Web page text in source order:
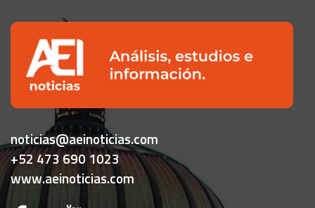
noticias@aeinoticias.com
+52 473 690 1023
www.aeinoticias.com